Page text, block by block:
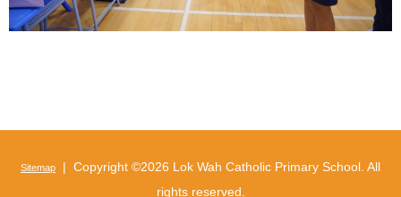
Sitemap | Copyright ©2026 Lok Wah Catholic Primary School. All
rights reserved.